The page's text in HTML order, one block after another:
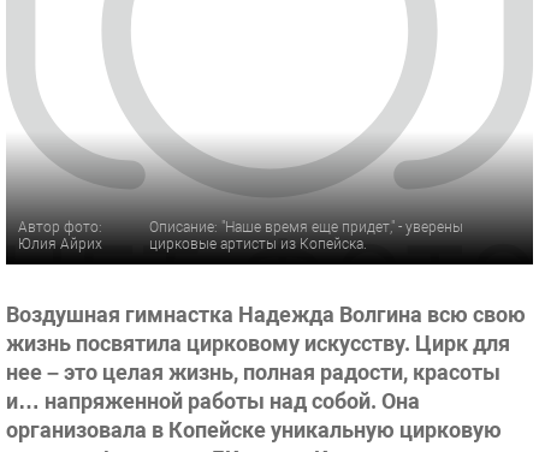
Автор фото:
Юлия Айрих
Описание: "Наше время еще придет," - уверены
цирковые артисты из Копейска.
Воздушная гимнастка Надежда Волгина всю свою
жизнь посвятила цирковому искусству. Цирк для
нее – это целая жизнь, полная радости, красоты
и… напряженной работы над собой. Она
организовала в Копейске уникальную цирковую